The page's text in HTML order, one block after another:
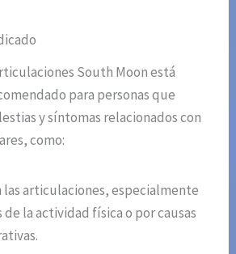
South Moon está
para personas que
y síntomas relacionados con
como:
las articulaciones, especialmente
de la actividad física o por causas